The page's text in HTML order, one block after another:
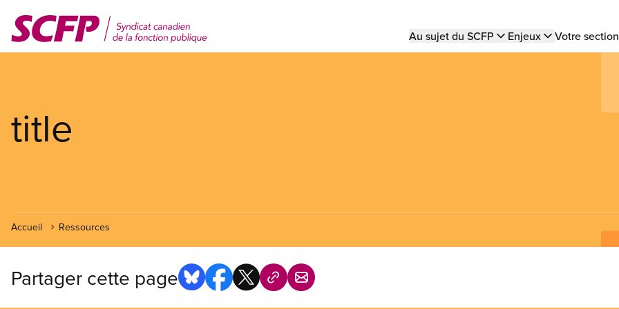
contenu
Main
Au sujet du SCFP Enjeux Votre
title
Accueil Ressources
Partager cette page